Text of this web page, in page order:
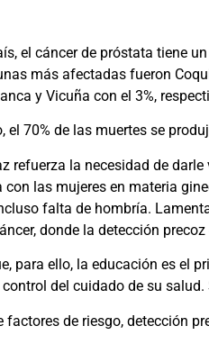
el cáncer de próstata tiene
más afectadas fueron
y Vicuña con el 3%,
el 70% de las muertes se
refuerza la necesidad de
con las mujeres en materia
falta de hombría.
donde la detección
para ello, la educación es el
del cuidado de su
de riesgo, detección